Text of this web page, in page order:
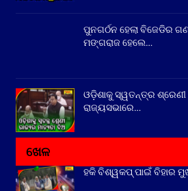
ପୁନଗର୍ଠନ ହେଲା ବିଜେଡିର
ମଙ୍ଗରାଜ ହେଲେ…
ଓଡ଼ିଶାକୁ ସ୍ୱତନ୍ତ୍ର ଶ୍ରେଣୀ
ରାଜ୍ୟସଭାରେ…
ଖେଳ
ହକି ବିଶ୍ୱକପ୍ ପାଇଁ ବିହାର